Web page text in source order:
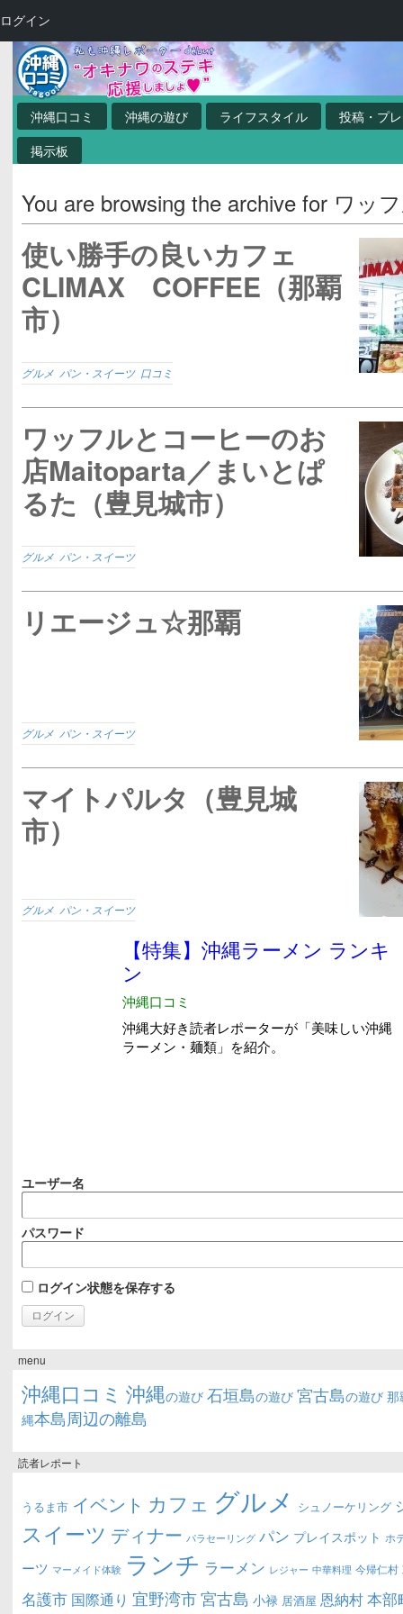
沖縄口コミ 沖縄の遊び ライフスタイル
投稿・プ
掲示板
You are browsing the archive for ワッ
使い勝手の良いカフェ
CLIMAX COFFEE（那覇
市）
グルメ パン・スイーツ, 口コミ
ワッフルとコーヒーのお
店Maitoparta／まいとぱ
るた（豊見城市）
グルメ パン・スイーツ
リエージュ☆那覇
グルメ パン・スイーツ
マイトパルタ（豊見城
市）
グルメ パン・スイーツ
ユーザー名
パスワード
ログイン状態を保存する
menu
沖縄口コミ 沖縄の遊び 石垣島の遊び 宮古島の遊び 那
縄本島周辺の離島
読者レポート
うるま市 イベント カフェ グルメ シュノーケリング
スイーツ ディナー パラセーリング パン プレイスポット ホ
ーツ マーメイド体験 ランチ ラーメン レジャー 中華料理 今帰仁村
名護市 国際通り 宜野湾市宮古島 小禄 居酒屋 恩納村本部
ログイン